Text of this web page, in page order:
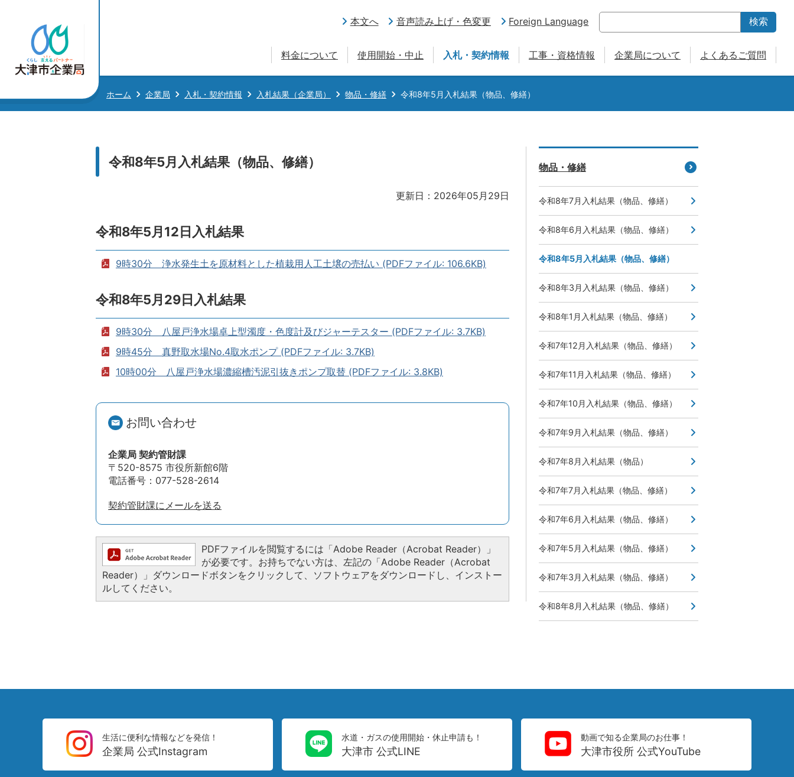
本文へ 音声読み上げ・色変更 Foreign Language 検索
料金について 使用開始・中止 入札・契約情報 工事・資格情報 企業局について よくあるご質問
ホーム 企業局 入札・契約情報 入札結果（企業局） 物品・修繕 令和8年5月入札結果（物品、修繕）
令和8年5月入札結果（物品、修繕）
更新日：2026年05月29日
令和8年5月12日入札結果
9時30分 浄水発生土を原材料とした植栽用人工土壌の売払い (PDFファイル: 106.6KB)
令和8年5月29日入札結果
9時30分 八屋戸浄水場卓上型濁度・色度計及びジャーテスター (PDFファイル: 3.7KB)
9時45分 真野取水場No.4取水ポンプ (PDFファイル: 3.7KB)
10時00分 八屋戸浄水場濃縮槽汚泥引抜きポンプ取替 (PDFファイル: 3.8KB)
お問い合わせ
企業局 契約管財課
〒520-8575 市役所新館6階
電話番号：077-528-2614
契約管財課にメールを送る
PDFファイルを閲覧するには「Adobe Reader（Acrobat Reader）」
が必要です。お持ちでない方は、左記の「Adobe Reader（Acrobat
Reader）」ダウンロードボタンをクリックして、ソフトウェアをダウンロードし、インストー
ルしてください。
物品・修繕
令和8年7月入札結果（物品、修繕）
令和8年6月入札結果（物品、修繕）
令和8年5月入札結果（物品、修繕）
令和8年3月入札結果（物品、修繕）
令和8年1月入札結果（物品、修繕）
令和7年12月入札結果（物品、修繕）
令和7年11月入札結果（物品、修繕）
令和7年10月入札結果（物品、修繕）
令和7年9月入札結果（物品、修繕）
令和7年8月入札結果（物品）
令和7年7月入札結果（物品、修繕）
令和7年6月入札結果（物品、修繕）
令和7年5月入札結果（物品、修繕）
令和7年3月入札結果（物品、修繕）
令和8年8月入札結果（物品、修繕）
生活に便利な情報などを発信！
企業局 公式Instagram
水道・ガスの使用開始・休止申請も！
大津市 公式LINE
動画で知る企業局のお仕事！
大津市役所 公式YouTube